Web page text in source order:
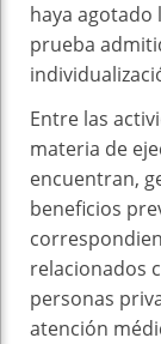
haya agotado
prueba
Entre las
materia de
encuentran,
beneficios
relacionados
personas
atención